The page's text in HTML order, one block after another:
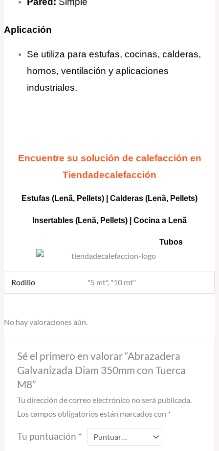
Aplicación
Se utiliza para estufas, cocinas, calderas,
hornos, ventilación y aplicaciones
industriales.
Encuentre su solución de calefacción en
Tiendadecalefacción
Estufas (Lenã, Pellets) Calderas (Lenã, Pellets)
Insertables (Lenã, Pellets) | Cocina a Lenã
Tubos
Rodillo "5 mt", "10 mt"
No hay valoraciones aún.
Sé el primero en valorar “Abrazadera
Galvanizada Diam 350mm con Tuerca
M8”
Tu dirección de correo electrónico no será publicada.
Los campos obligatorios están marcados con *
Tu puntuación *